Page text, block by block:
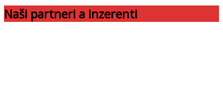
Naši partneri a inzerenti